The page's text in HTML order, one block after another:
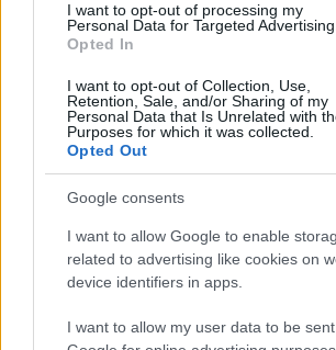
I want to opt-out of processing my
Personal Data for Targeted Advertising.
Opted In
I want to opt-out of Collection, Use,
Retention, Sale, and/or Sharing of my
Personal Data that Is Unrelated with
Purposes for which it was collected.
Opted Out
Google consents
I want to allow Google to enable
related to advertising like cookies on
device identifiers in apps.
I want to allow my user data to be
Jennifer Lopez frufrut
sem lehet ismerni